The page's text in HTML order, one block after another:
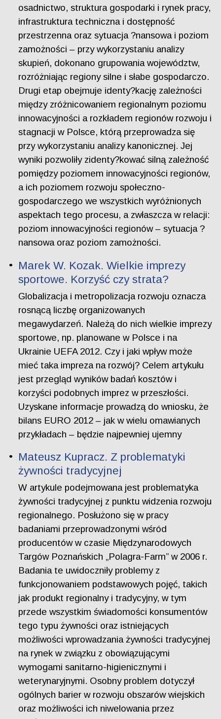
osadnictwo, struktura gospodarki i rynek pracy,
infrastruktura techniczna i dostępność
przestrzenna oraz sytuacja ?nansowa i poziom
zamożności – przy wykorzystaniu analizy
skupień, dokonano grupowania województw,
rozróżniając regiony silne i słabe gospodarczo.
Drugi etap obejmuje identy?kację zależności
między zróżnicowaniem regionalnym poziomu
innowacyjności a rozkładem regionów rozwoju i
stagnacji w Polsce, którą przeprowadza się
przy wykorzystaniu analizy kanonicznej. Jej
wyniki pozwoliły zidenty?kować silną zależność
pomiędzy poziomem innowacyjności regionów,
a ich poziomem rozwoju społeczno-
gospodarczego we wszystkich wyróżnionych
aspektach tego procesu, a zwłaszcza w relacji:
poziom innowacyjności regionów – sytuacja ?
nansowa oraz poziom zamożności.
Marek W. Kozak. Wielkie imprezy
sportowe. Korzyść czy strata?
Globalizacja i metropolizacja rozwoju oznacza
rosnącą liczbę organizowanych
megawydarzeń. Należą do nich wielkie imprezy
sportowe, np. planowane w Polsce i na
Ukrainie UEFA 2012. Czy i jaki wpływ może
mieć taka impreza na rozwój? Celem artykułu
jest przegląd wyników badań kosztów i
korzyści podobnych imprez w przeszłości.
Uzyskane informacje prowadzą do wniosku, że
bilans EURO 2012 – jak w wielu omawianych
przykładach – będzie najpewniej ujemny
Mateusz Kupracz. Z problematyki
żywności tradycyjnej
W artykule podejmowana jest problematyka
żywności tradycyjnej z punktu widzenia rozwoju
regionalnego. Posłużono się w pracy
badaniami przeprowadzonymi wśród
producentów w czasie Międzynarodowych
Targów Poznańskich „Polagra-Farm” w 2006 r.
Badania te uwidoczniły problemy z
funkcjonowaniem podstawowych pojęć, takich
jak produkt regionalny i tradycyjny, w tym
przede wszystkim świadomości konsumentów
tego typu żywności oraz istniejących
możliwości wprowadzania żywności tradycyjnej
na rynek w związku z obowiązującymi
wymogami sanitarno-higienicznymi i
weterynaryjnymi. Osobny problem dotyczył
ogólnych barier w rozwoju obszarów wiejskich
oraz możliwości ich niwelowania przez